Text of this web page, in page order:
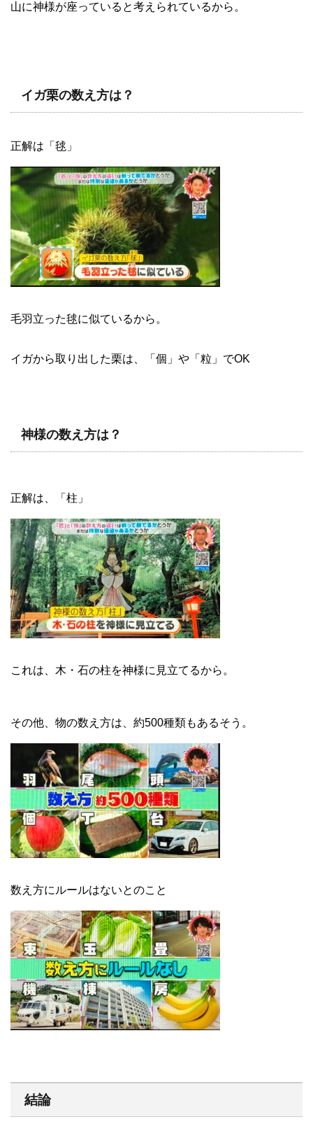
山に神様が座っていると考えられているから。
イガ栗の数え方は？
正解は「毬」
毛羽立った毬に似ているから。
イガから取り出した栗は、「個」や「粒」でOK
神様の数え方は？
正解は、「柱」
これは、木・石の柱を神様に見立てるから。
その他、物の数え方は、約500種類もあるそう。
数え方にルールはないとのこと
結論